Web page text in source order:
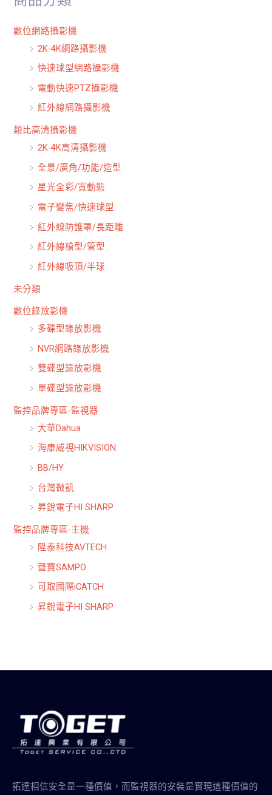
數位網路攝影機
2K-4K網路攝影機
快速球型網路攝影機
電動快速PTZ攝影機
紅外線網路攝影機
類比高清攝影機
2K-4K高清攝影機
全景/廣角/功能/造型
星光全彩/寬動態
電子變焦/快速球型
紅外線防護罩/長距離
紅外線槍型/管型
紅外線吸頂/半球
未分類
數位錄放影機
多碟型錄放影機
NVR網路錄放影機
雙碟型錄放影機
單碟型錄放影機
監控品牌專區-監視器
大華Dahua
海康威視HIKVISION
BB/HY
台灣微凱
昇銳電子HI SHARP
監控品牌專區-主機
陞泰科技AVTECH
聲寶SAMPO
可取國際iCATCH
昇銳電子HI SHARP
拓達相信安全是一種價值，而監視器的安裝是實現這種價值的